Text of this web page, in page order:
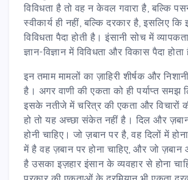
विविधता है तो वह न केवल गवारा है, बल्कि
स्वीकार्य ही नहीं, बल्कि दरकार है, इसलिए कि
विविधता पैदा होती है। इंसानी सोच में
ज्ञान-विज्ञान में विविधता और विकास पैदा होता
इन तमाम मामलों का ज़ाहिरी शीर्षक और
है। अगर वाणी की एकता को ही पर्याप्त समझ
इसके नतीजे में चरित्र की एकता और विचारों
हो तो यह अच्छा संकेत नहीं है। दिल और
होनी चाहिए। जो ज़बान पर है, वह दिलों में
में है वह ज़बान पर होना चाहिए, और जो ज़बान
है उसका इज़हार इंसान के व्यवहार से होना